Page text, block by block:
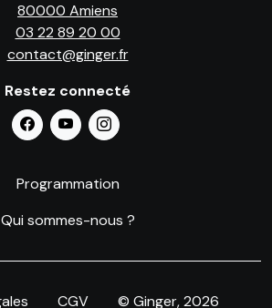
80000 Amiens
03 22 89 20 00
contact@ginger.fr
Restez connecté
Programmation
Qui sommes-nous ?
CGV © Ginger, 2026